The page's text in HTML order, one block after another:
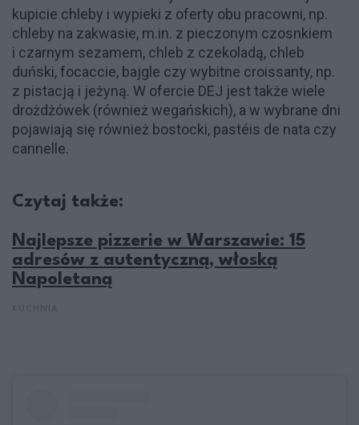
kupicie chleby i wypieki z oferty obu pracowni, np.
chleby na zakwasie, m.in. z pieczonym czosnkiem
i czarnym sezamem, chleb z czekoladą, chleb
duński, focaccie, bajgle czy wybitne croissanty, np.
z pistacją i jeżyną. W ofercie DEJ jest także wiele
drożdżówek (również wegańskich), a w wybrane dni
pojawiają się również bostocki, pastéis de nata czy
cannelle.
Czytaj także:
Najlepsze pizzerie w Warszawie: 15
adresów z autentyczną, włoską
Napoletaną